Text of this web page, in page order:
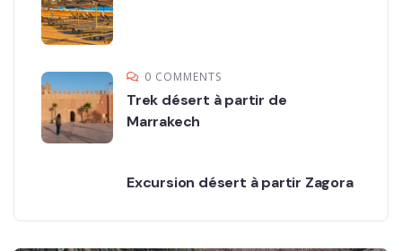
0 COMMENTS
Trek désert à partir de
Marrakech
Excursion désert à partir Zagora